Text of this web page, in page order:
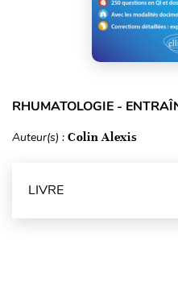
RHUMATOLOGIE -
Auteur(s) : Colin Alexis
LIVRE